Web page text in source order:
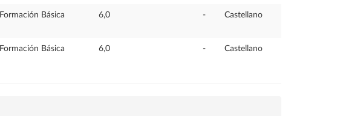
Formación Básica 6,0 - Castellano
Formación Básica 6,0 - Castellano